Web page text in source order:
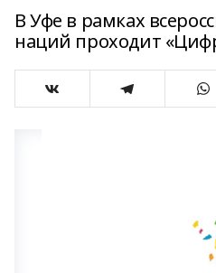
В Уфе в рамках
наций проходит